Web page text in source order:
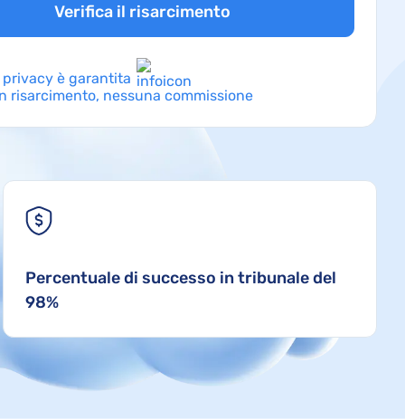
Verifica il risarcimento
privacy è garantita
risarcimento, nessuna commissione
Percentuale di successo in tribunale del
98%